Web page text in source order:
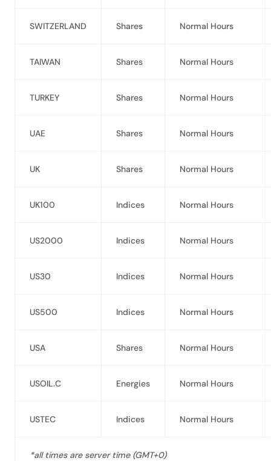
SWITZERLAND Shares Normal Hours
TAIWAN Shares Normal Hours
TURKEY Shares Normal Hours
UAE Shares Normal Hours
UK Shares Normal Hours
UK100 Indices Normal Hours
US2000 Indices Normal Hours
US30 Indices Normal Hours
US500 Indices Normal Hours
USA Shares Normal Hours
USOIL.C Energies Normal Hours
USTEC Indices Normal Hours
*all times are server time (GMT+0)